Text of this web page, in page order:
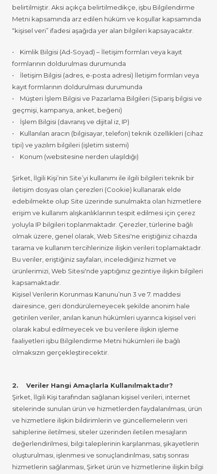
belirtilmiştir. Aksi açıkça belirtilmedikçe, işbu Bilgilendirme
Metni kapsamında arz edilen hüküm ve koşullar kapsamında
“kişisel veri” ifadesi aşağıda yer alan bilgileri kapsayacaktır.
• Kimlik Bilgisi (Ad-Soyad) – İletişim formları veya kayıt
formlarının doldurulması durumunda
• İletişim Bilgisi (adres, e-posta adresi) İletişim formları veya
kayıt formlarının doldurulması durumunda
• Müşteri İşlem Bilgisi ve Pazarlama Bilgileri (Sipariş bilgisi ve
geçmişi, kampanya, anket, beğeni)
• İşlem Bilgisi (davranış ve dijital iz, IP)
• Kullanılan aracın (bilgisayar, telefon) teknik özellikleri (cihaz
tipi) ve yazılım bilgileri (işletim sistemi)
• Konum (websitesine nerden ulaşıldığı)
Şirket, İlgili Kişi’nin Site’yi kullanımı ile ilgili bilgileri teknik bir
iletişim dosyası olan çerezleri (Cookie) kullanarak elde
edebilmekte olup Site üzerinde sunulmakta olan hizmetlere
erişim ve kullanım alışkanlıklarının tespit edilmesi için çerez
yoluyla IP bilgileri toplanmaktadır. Çerezler, türlerine bağlı
olmak üzere, genel olarak, Web Sitesi'ne eriştiğiniz cihazda
tarama ve kullanım tercihlerinize ilişkin verileri toplamaktadır.
Bu veriler, eriştiğiniz sayfaları, incelediğiniz hizmet ve
ürünlerimizi, Web Sitesi'nde yaptığınız gezintiye ilişkin bilgileri
kapsamaktadır.
Kişisel Verilerin Korunması Kanunu’nun 3 ve 7. maddesi
dairesince, geri döndürülemeyecek şekilde anonim hale
getirilen veriler, anılan kanun hükümleri uyarınca kişisel veri
olarak kabul edilmeyecek ve bu verilere ilişkin işleme
faaliyetleri işbu Bilgilendirme Metni hükümleri ile bağlı
olmaksızın gerçekleştirecektir.
2. Veriler Hangi Amaçlarla Kullanılmaktadır?
Şirket, İlgili Kişi tarafından sağlanan kişisel verileri, internet
sitelerinde sunulan ürün ve hizmetlerden faydalanılması, ürün
ve hizmetlere ilişkin bildirimlerin ve güncellemelerin veri
sahiplerine iletilmesi, siteler üzerinden iletilen mesajların
değerlendirilmesi, bilgi taleplerinin karşılanması, şikayetlerin
oluşturulması, işlenmesi ve sonuçlandırılması, satış sonrası
hizmetlerin sağlanması, Şirket ürün ve hizmetlerine ilişkin bilgi